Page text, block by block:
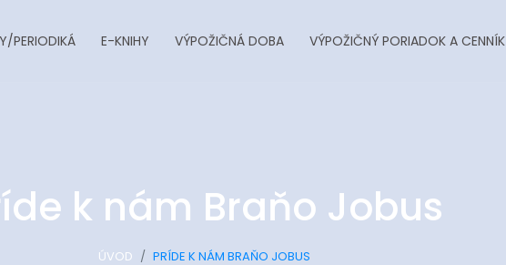
PERIODIKÁ E-KNIHY VÝPOŽIČNÁ DOBA VÝPOŽIČNÝ PORIADOK A CENNÍK
k nám Braňo Jobus
ÚVOD PRÍDE K NÁM BRAŇO JOBUS